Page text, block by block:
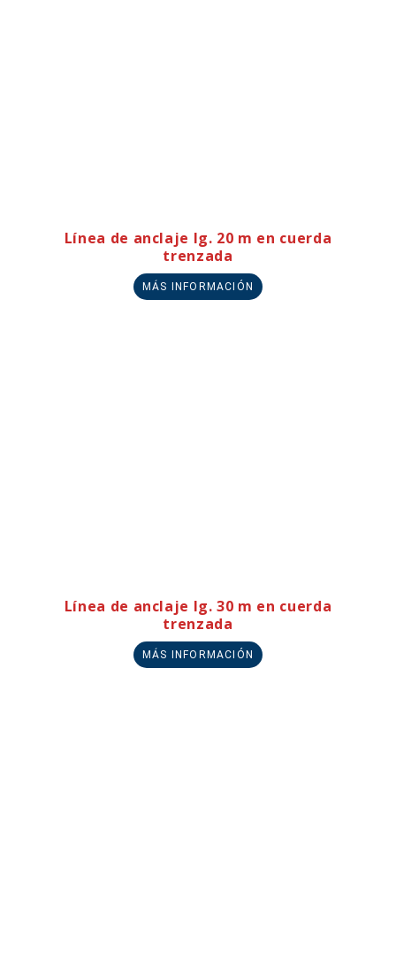
Línea de anclaje lg. 20 m en cuerda
trenzada
MÁS INFORMACIÓN
Línea de anclaje lg. 30 m en cuerda
trenzada
MÁS INFORMACIÓN